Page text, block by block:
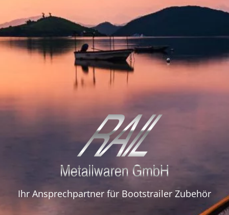
Ihr Ansprechpartner für Bootstrailer Zubehör